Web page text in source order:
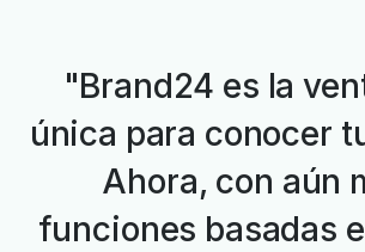
"Brand24 es la
única para conocer
Ahora, con aún
funciones basadas